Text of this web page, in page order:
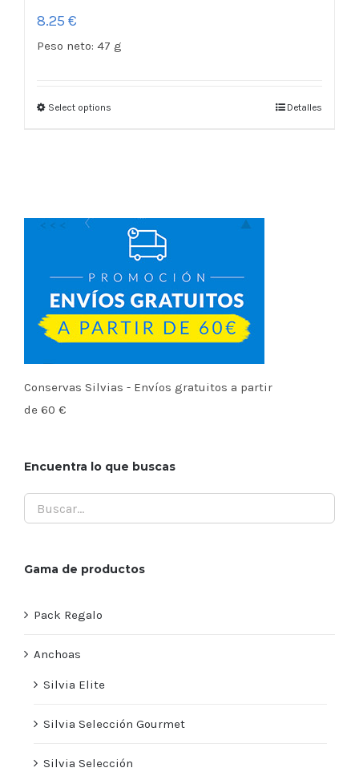
8.25 €
Peso neto: 47 g
Select options Detalles
Conservas Silvias - Envíos gratuitos a partir
de 60 €
Encuentra lo que buscas
Gama de productos
Pack Regalo
Anchoas
Silvia Elite
Silvia Selección Gourmet
Silvia Selección